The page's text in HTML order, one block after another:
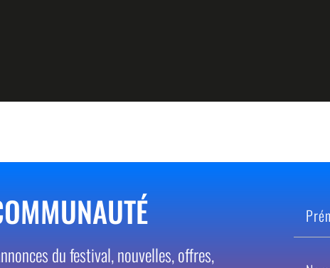
du festival,nouvelles, offres,